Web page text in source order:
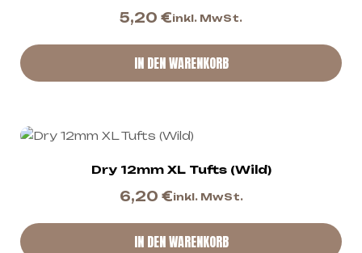
5,20 €inkl. MwSt.
IN DEN WARENKORB
Dry 12mm XL Tufts (Wild)
6,20 €inkl. MwSt.
IN DEN WARENKORB